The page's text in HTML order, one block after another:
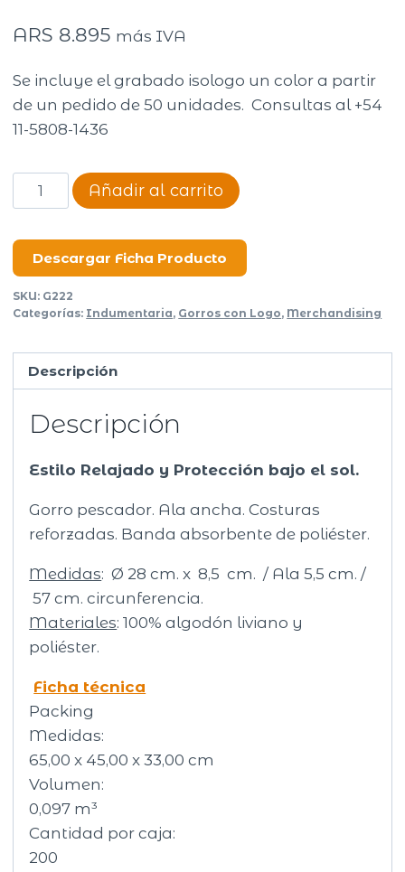
ARS 8.895 más IVA
Se incluye el grabado isologo un color a partir
de un pedido de 50 unidades. Consultas al +54
11-5808-1436
Gorro
Pilu
Añadir al carrito
Descargar Ficha Producto
SKU: G222
Categorías: Indumentaria, Gorros con Logo, Merchandising
Descripción
Descripción
Estilo Relajado y Protección bajo el sol.
Gorro pescador. Ala ancha. Costuras
reforzadas. Banda absorbente de poliéster.
Medidas: Ø 28 cm. x 8,5 cm. / Ala 5,5 cm. /
57 cm. circunferencia.
Materiales: 100% algodón liviano y
poliéster.
Ficha técnica
Packing
Medidas:
65,00 x 45,00 x 33,00 cm
Volumen:
0,097 m³
Cantidad por caja:
200